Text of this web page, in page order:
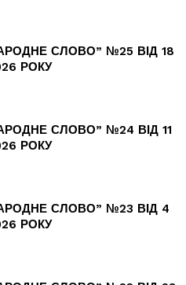
СЛОВО” №25 ВІД 18
РОКУ
СЛОВО” №24 ВІД 11
РОКУ
СЛОВО” №23 ВІД 4
РОКУ